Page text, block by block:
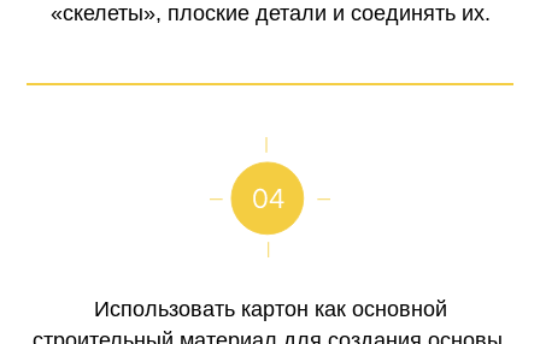
«скелеты», плоские детали и соединять их.
Использовать картон как основной